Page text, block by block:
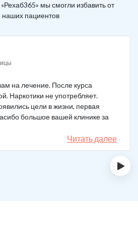
мы смогли избавить от
наших пациентов
на лечение. После курса
Наркотики не употребляет.
цели в жизни, первая
большое вашей клинике за
Читать далее
›